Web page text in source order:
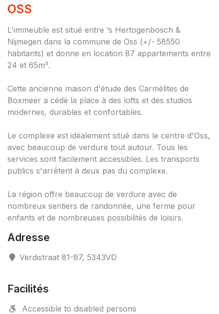
OSS
L'immeuble est situé entre ‘s Hertogenbosch &
Nijmegen dans la commune de Oss (+/- 58550
habitants) et donne en location 87 appartements entre
24 et 65m².
Cette ancienne maison d'étude des Carmélites de
Boxmeer a cédé la place à des lofts et des studios
modernes, durables et confortables.
Le complexe est idéalement situé dans le centre d'Oss,
avec beaucoup de verdure tout autour. Tous les
services sont facilement accessibles. Les transports
publics s'arrêtent à deux pas du complexe.
La région offre beaucoup de verdure avec de
nombreux sentiers de randonnée, une ferme pour
enfants et de nombreuses possibilités de loisirs.
Adresse
Verdistraat 81-87, 5343VD
Facilités
Accessible to disabled persons